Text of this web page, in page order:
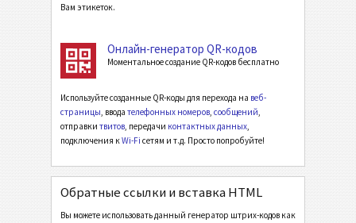
Вам этикеток.
Онлайн-генератор QR-кодов
Моментальное создание QR-кодов бесплатно
Используйте созданные QR-коды для перехода на веб-
страницы, ввода телефонных номеров, сообщений,
отправки твитов, передачи контактных данных,
подключения кWi-Fi сетям и т.д. Просто попробуйте!
Обратные ссылки и вставка HTML
Вы можете использовать данный генератор штрих-кодов как